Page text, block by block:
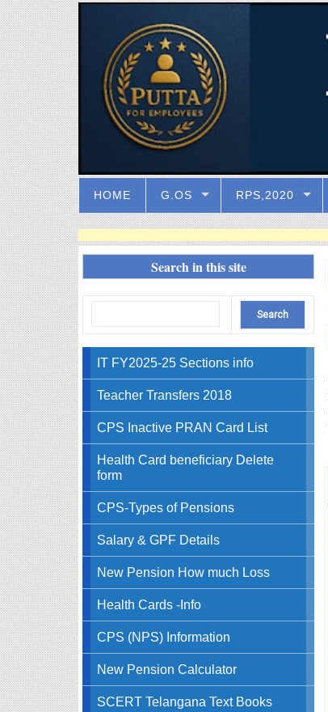
HOME G.OS RPS,2020
Search in this site
IT FY2025-25 Sections info
Teacher Transfers 2018
CPS Inactive PRAN Card List
Health Card beneficiary Delete
form
CPS-Types of Pensions
Salary & GPF Details
New Pension How much Loss
Health Cards -Info
CPS (NPS) Information
New Pension Calculator
SCERT Telangana Text Books